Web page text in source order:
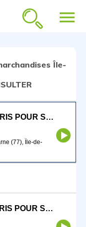
menu
Île-
Conducteur PL (F/H) CITAIX PARIS POUR SEPTEMBRE 2026
(77), Île-de-
Conducteur PL (F/H) CITAIX PARIS POUR SEPTEMBRE 2026